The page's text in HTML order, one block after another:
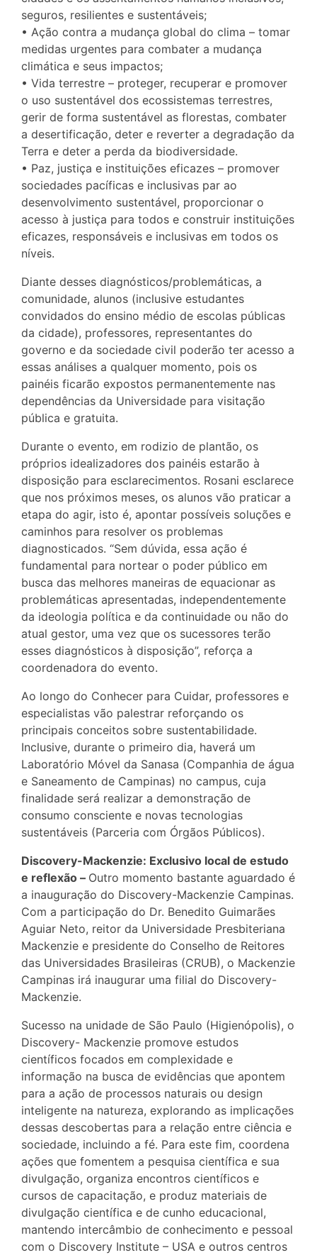
seguros, resilientes e sustentáveis;
• Ação contra a mudança global do clima – tomar
medidas urgentes para combater a mudança
climática e seus impactos;
• Vida terrestre – proteger, recuperar e promover
o uso sustentável dos ecossistemas terrestres,
gerir de forma sustentável as florestas, combater
a desertificação, deter e reverter a degradação da
Terra e deter a perda da biodiversidade.
• Paz, justiça e instituições eficazes – promover
sociedades pacíficas e inclusivas par ao
desenvolvimento sustentável, proporcionar o
acesso à justiça para todos e construir instituições
eficazes, responsáveis e inclusivas em todos os
níveis.
Diante desses diagnósticos/problemáticas, a
comunidade, alunos (inclusive estudantes
convidados do ensino médio de escolas públicas
da cidade), professores, representantes do
governo e da sociedade civil poderão ter acesso a
essas análises a qualquer momento, pois os
painéis ficarão expostos permanentemente nas
dependências da Universidade para visitação
pública e gratuita.
Durante o evento, em rodizio de plantão, os
próprios idealizadores dos painéis estarão à
disposição para esclarecimentos. Rosani esclarece
que nos próximos meses, os alunos vão praticar a
etapa do agir, isto é, apontar possíveis soluções e
caminhos para resolver os problemas
diagnosticados. “Sem dúvida, essa ação é
fundamental para nortear o poder público em
busca das melhores maneiras de equacionar as
problemáticas apresentadas, independentemente
da ideologia política e da continuidade ou não do
atual gestor, uma vez que os sucessores terão
esses diagnósticos à disposição”, reforça a
coordenadora do evento.
Ao longo do Conhecer para Cuidar, professores e
especialistas vão palestrar reforçando os
principais conceitos sobre sustentabilidade.
Inclusive, durante o primeiro dia, haverá um
Laboratório Móvel da Sanasa (Companhia de água
e Saneamento de Campinas) no campus, cuja
finalidade será realizar a demonstração de
consumo consciente e novas tecnologias
sustentáveis (Parceria com Órgãos Públicos).
Discovery-Mackenzie: Exclusivo local de estudo
e reflexão – Outro momento bastante aguardado é
a inauguração do Discovery-Mackenzie Campinas.
Com a participação do Dr. Benedito Guimarães
Aguiar Neto, reitor da Universidade Presbiteriana
Mackenzie e presidente do Conselho de Reitores
das Universidades Brasileiras (CRUB), o Mackenzie
Campinas irá inaugurar uma filial do Discovery-
Mackenzie.
Sucesso na unidade de São Paulo (Higienópolis), o
Discovery- Mackenzie promove estudos
científicos focados em complexidade e
informação na busca de evidências que apontem
para a ação de processos naturais ou design
inteligente na natureza, explorando as implicações
dessas descobertas para a relação entre ciência e
sociedade, incluindo a fé. Para este fim, coordena
ações que fomentem a pesquisa científica e sua
divulgação, organiza encontros científicos e
cursos de capacitação, e produz materiais de
divulgação científica e de cunho educacional,
mantendo intercâmbio de conhecimento e pessoal
com o Discovery Institute – USA e outros centros